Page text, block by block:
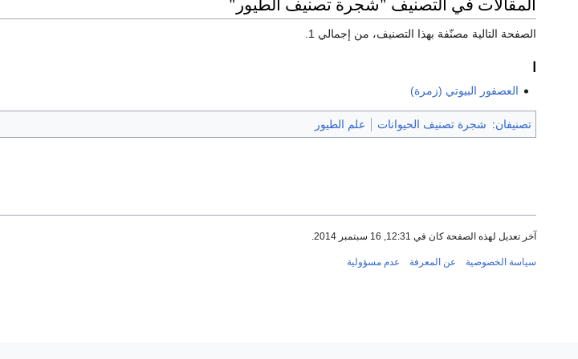
الصفحة التالية مصنّفة بهذا التصنيف، من إجمالي 1.
العصفور البيوتي (زمرة)
تصنيفان: شجرة تصنيف الحيوانات علم الطيور
آخر تعديل لهذه الصفحة كان في 12:31, 16 سبتمبر 2014.
سياسة الخصوصية عن المعرفة عدم مسؤولية